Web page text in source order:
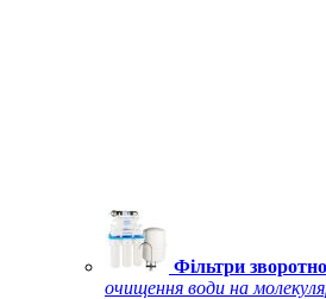
Фільтри
очищення води на